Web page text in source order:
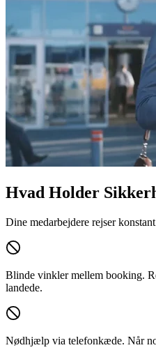
Hvad Holder
Dine medarbejdere rejser
Blinde vinkler mellem booking.
landede.
Nødhjælp via telefonkæde. Når